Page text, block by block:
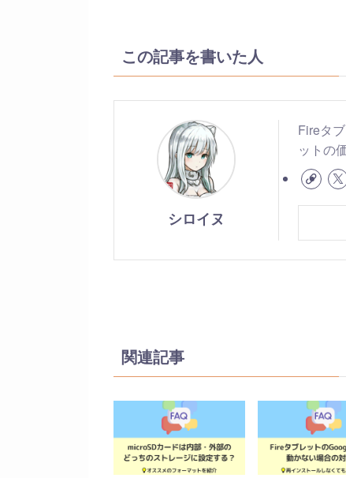
この記事を書いた人
シロイヌ
Fireタ
ットの
関連記事